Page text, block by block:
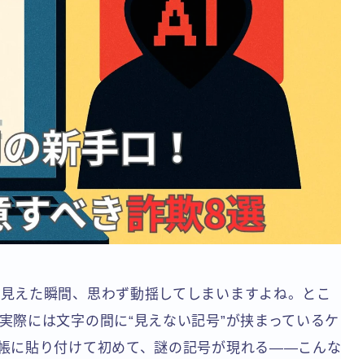
えた瞬間、思わず動揺してしまいますよね。とこ
際には文字の間に“見えない記号”が挟まっているケ
に貼り付けて初めて、謎の記号が現れる――こんな